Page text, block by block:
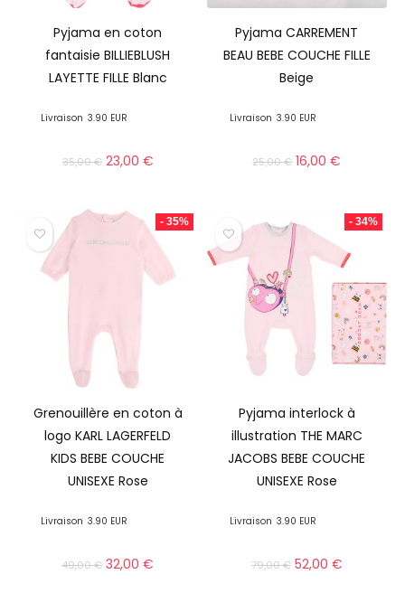
Pyjama en coton
fantaisie BILLIEBLUSH
LAYETTE FILLE Blanc
Livraison 3.90 EUR
35,00€ 23,00 €
Pyjama CARREMENT
BEAU BEBE COUCHE FILLE
Beige
Livraison 3.90 EUR
25,00€ 16,00€
- 35%
Grenouillère en coton à
logo KARL LAGERFELD
KIDS BEBE COUCHE
UNISEXE Rose
Livraison 3.90 EUR
49,00€ 32,00€
- 34%
Pyjama interlock à
illustration THE MARC
JACOBS BEBE COUCHE
UNISEXE Rose
Livraison 3.90 EUR
79,00€ 52,00 €